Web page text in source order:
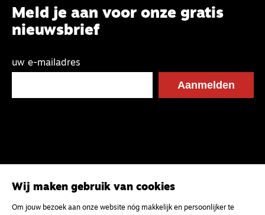
Meld je aan voor onze gratis
nieuwsbrief
uw e-mailadres
Wij maken gebruik van cookies
Om jouw bezoek aan onze website nóg makkelijk en persoonlijker te